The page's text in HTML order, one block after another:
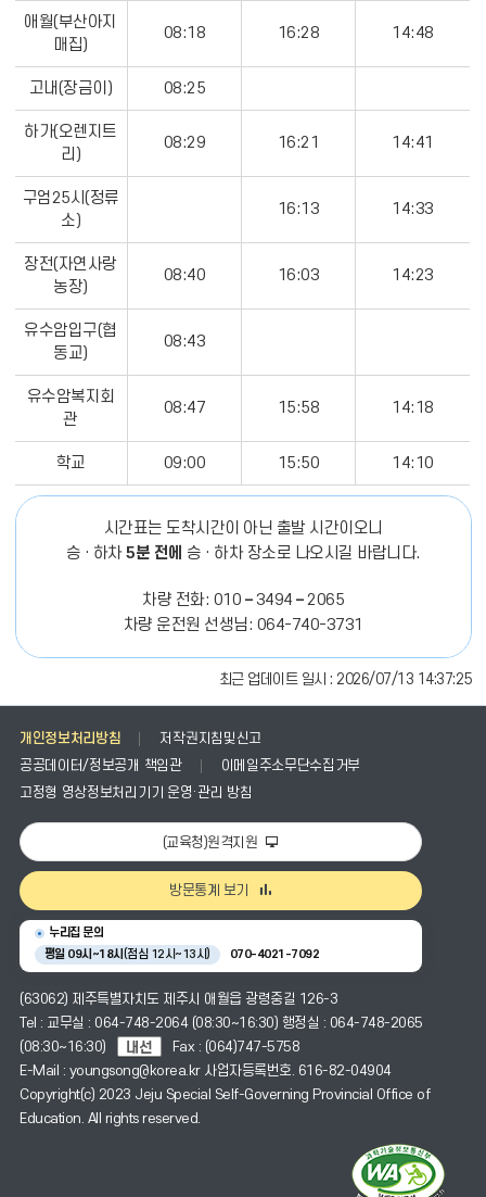
보
한
표
니
다.
애월(부산아지
매집)
08:18 16:28 14:48
고내(장금이) 08:25
하가(오렌지트
리)
08:29 16:21 14:41
구엄25시(정류
소)
16:13 14:33
장전(자연사랑
농장)
08:40 16:03 14:23
유수암입구(협
동교)
08:43
유수암복지회
관
08:47 15:58 14:18
학교 09:00 15:50 14:10
시간표는 도착시간이 아닌 출발 시간이오니
승 · 하차5분 전에 승 · 하차 장소로 나오시길 바랍니다.
차량 전화: 010 – 3494 – 2065
차량 운전원 선생님: 064-740-3731
최근 업데이트 일시 : 2026/07/13 14:37:25
개인정보처리방침
저작권지침및신고
공공데이터/정보공개 책임관
이메일주소무단수집거부
고정형 영상정보처리기기 운영·관리 방침
(교육청)원격지원
방문통계 보기
누리집 문의
평일 09시~18시 (점심 12시~13시) 070-4021-7092
(63062) 제주특별자치도 제주시 애월읍 광령중길 126-3
Tel : 교무실 : 064-748-2064 (08:30~16:30) 행정실 : 064-748-2065
(08:30~16:30)
Fax : (064)747-5758
E-Mail : youngsong@korea.kr 사업자등록번호. 616-82-04904
Copyright(c) 2023 Jeju Special Self-Governing Provincial Office of
Education. All rights reserved.